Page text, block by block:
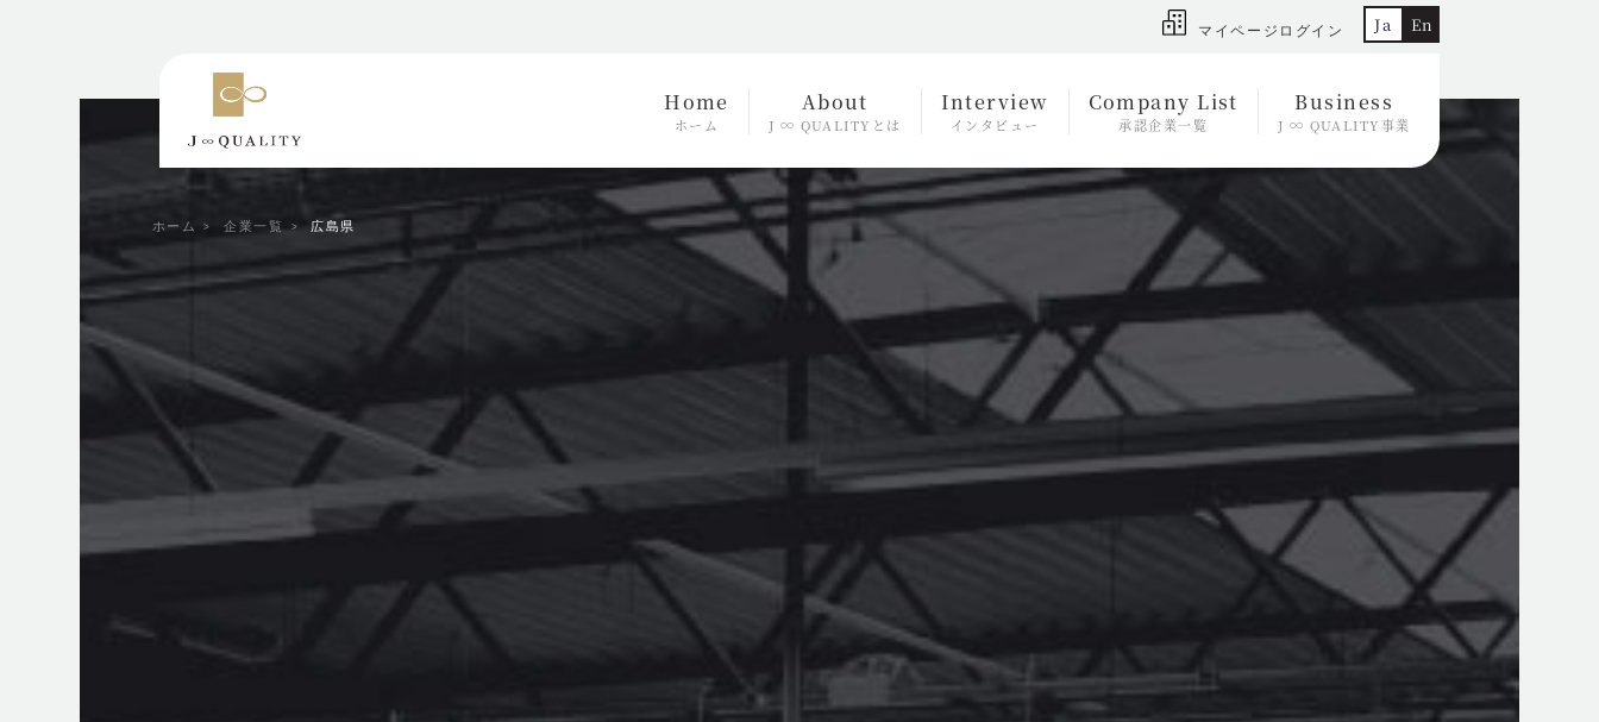
マイページログイン
Home
ホーム
About
J ∞ QUALITYとは
Interview
インタビュー
Company List
承認企業一覧
Business
J ∞ QUALITY事業
Ja En
ホーム 企業一覧 広島県